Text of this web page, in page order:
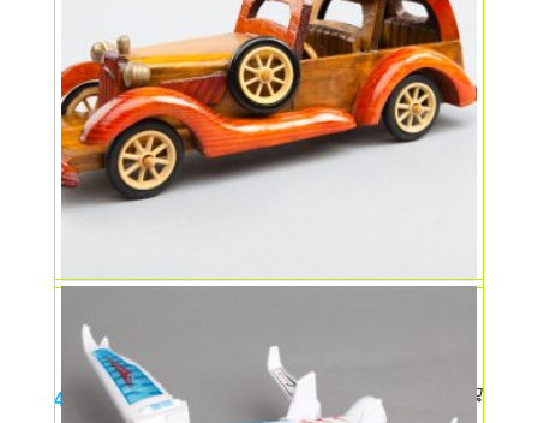
Masinuta lemn – 28 cm
49,00lei